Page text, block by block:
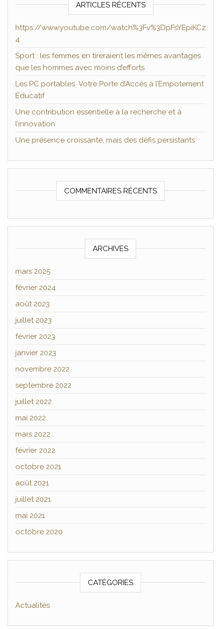
ARTICLES RÉCENTS
https://www.youtube.com/watch%3Fv%3DpFsYEpiKCz
4
Sport : les femmes en tireraient les mêmes avantages
que les hommes avec moins d’efforts
Les PC portables Votre Porte d’Accès à l’Empotement
Éducatif
Une contribution essentielle à la recherche et à
l’innovation
Une présence croissante, mais des défis persistants
COMMENTAIRES RÉCENTS
ARCHIVES
mars 2025
février 2024
août 2023
juillet 2023
février 2023
janvier 2023
novembre 2022
septembre 2022
juillet 2022
mai 2022
mars 2022
février 2022
octobre 2021
août 2021
juillet 2021
mai 2021
octobre 2020
CATÉGORIES
Actualités